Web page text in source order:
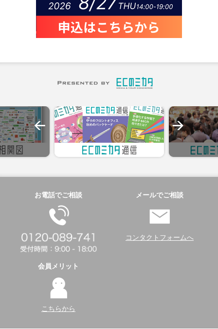
お電話でご相談 メールでご相談
コンタクトフォームへ
会員メリット
こちらから